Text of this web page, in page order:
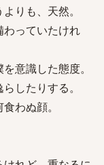
りも、天然。
わっていたけれ
意識した態度。
したりする。
わぬ顔。